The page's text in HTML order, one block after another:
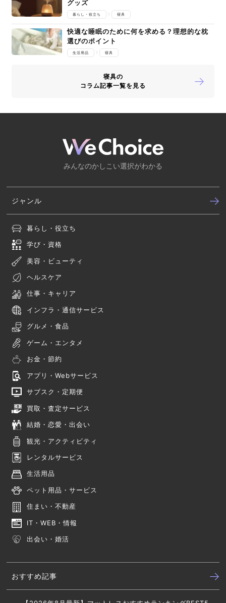
グッズ
暮らし・役立ち 寝具
快適な睡眠のために何を求める？理想的な枕
選びのポイント
生活用品 寝具
寝具の
コラム記事一覧を見る
みんなのかしこい選択がわかる
ジャンル
暮らし・役立ち
学び・資格
美容・ビューティ
ヘルスケア
仕事・キャリア
インフラ・通信サービス
グルメ・食品
ゲーム・エンタメ
お金・節約
アプリ・Webサービス
サブスク・定期便
買取・査定サービス
結婚・恋愛・出会い
観光・アクティビティ
レンタルサービス
生活用品
ペット用品・サービス
住まい・不動産
IT・WEB・情報
出会い・婚活
おすすめ記事